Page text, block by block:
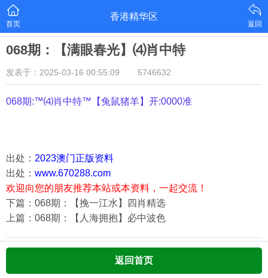
首页
香港精华区
返回
068期：【满眼春光】⑷肖中特
发表于：2025-03-16 00:55:09 5746632
068期:™⑷肖中特™【兔鼠猪羊】开:0000准
出处： 2023澳门正版资料
出处： www.670288.com
欢迎向您的朋友推荐本站或本资料，一起交流！
下篇：068期：【挽一江水】四肖精选
上篇：068期：【人海拥抱】必中波色
返回首页